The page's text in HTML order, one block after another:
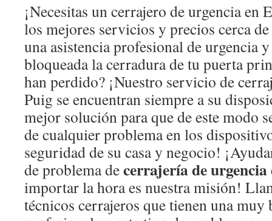
¡Necesitas un cerrajero de urgencia en
los mejores servicios y precios cerca
una asistencia profesional de urgencia
bloqueada la cerradura de tu puerta
han perdido? ¡Nuestro servicio de
Puig se encuentran siempre a su
mejor solución para que de este modo
de cualquier problema en los
seguridad de su casa y negocio!
de problema decerrajería de
importar la hora es nuestra misión!
técnicos cerrajeros que tienen una muy